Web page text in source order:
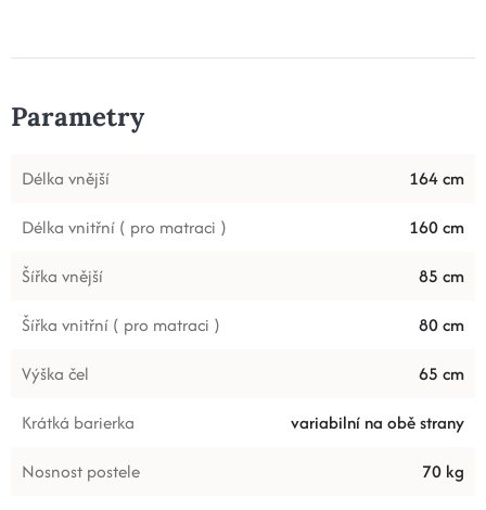
Parametry
Délka vnější
164 cm
Délka vnitřní ( pro matraci )
160 cm
Šířka vnější
85 cm
Šířka vnitřní ( pro matraci )
80 cm
Výška čel
65 cm
Krátká barierka
variabilní na obě strany
Nosnost postele
70 kg